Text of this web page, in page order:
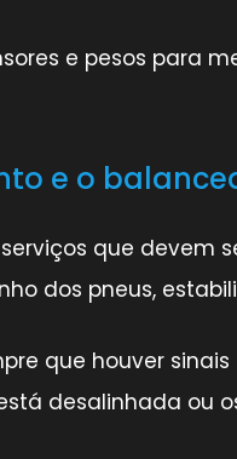
e pesos para
e o
que devem
dos pneus,
que houver
desalinhada ou